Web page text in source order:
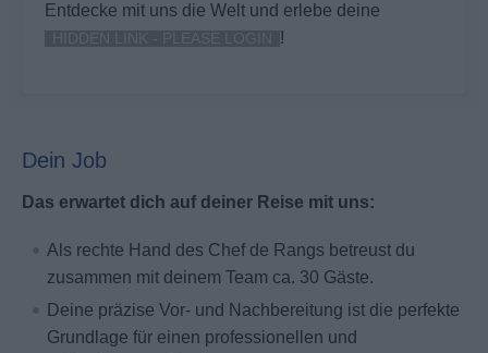
Entdecke mit uns die Welt und erlebe deine
!
Dein Job
Das erwartet dich auf deiner Reise mit uns:
Als rechte Hand des Chef de Rangs betreust du
zusammen mit deinem Team ca. 30 Gäste.
Deine präzise Vor- und Nachbereitung ist die perfekte
Grundlage für einen professionellen und